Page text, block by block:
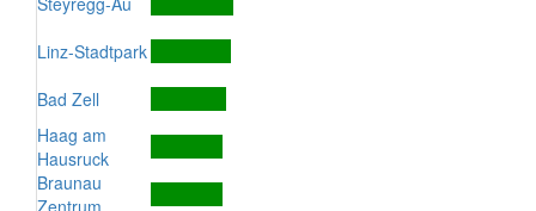
Linz-Stadtpark
Bad Zell
Haag am
Hausruck
Braunau
Zentrum